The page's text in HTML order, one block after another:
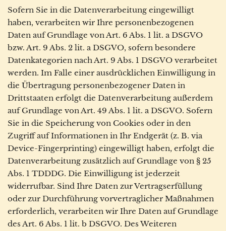
Sofern Sie in die Datenverarbeitung eingewilligt
haben, verarbeiten wir Ihre personenbezogenen
Daten auf Grundlage von Art. 6 Abs. 1 lit. a DSGVO
bzw. Art. 9 Abs. 2 lit. a DSGVO, sofern besondere
Datenkategorien nach Art. 9 Abs. 1 DSGVO verarbeitet
werden. Im Falle einer ausdrücklichen Einwilligung in
die Übertragung personenbezogener Daten in
Drittstaaten erfolgt die Datenverarbeitung außerdem
auf Grundlage von Art. 49 Abs. 1 lit. a DSGVO. Sofern
Sie in die Speicherung von Cookies oder in den
Zugriff auf Informationen in Ihr Endgerät (z. B. via
Device-Fingerprinting) eingewilligt haben, erfolgt die
Datenverarbeitung zusätzlich auf Grundlage von § 25
Abs. 1 TDDDG. Die Einwilligung ist jederzeit
widerrufbar. Sind Ihre Daten zur Vertragserfüllung
oder zur Durchführung vorvertraglicher Maßnahmen
erforderlich, verarbeiten wir Ihre Daten auf Grundlage
des Art. 6 Abs. 1 lit. b DSGVO. Des Weiteren